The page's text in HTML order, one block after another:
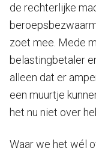
de rechterlijke
zoet mee. Mede
belastingbetaler
alleen dat er
een muurtje
het nu niet over
Waar we het wél